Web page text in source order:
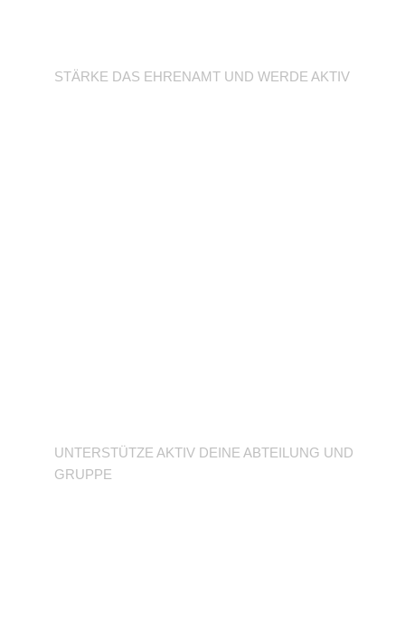
STÄRKE DAS EHRENAMT UND WERDE AKTIV
UNTERSTÜTZE AKTIV DEINE ABTEILUNG UND
GRUPPE